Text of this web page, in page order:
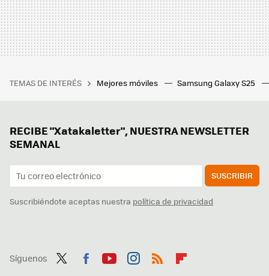
TEMAS DE INTERÉS Mejores móviles Samsung Galaxy S25
RECIBE "Xatakaletter", NUESTRA NEWSLETTER
SEMANAL
SUSCRIBIR
Suscribiéndote aceptas nuestra política de privacidad
Síguenos